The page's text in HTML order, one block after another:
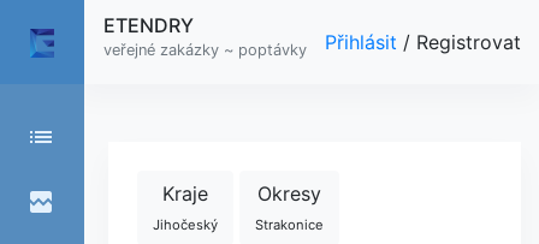
list
broken_image
ETENDRY
veřejné zakázky ~ poptávky Přihlásit / Registrovat
Kraje
Jihočeský
Okresy
Strakonice